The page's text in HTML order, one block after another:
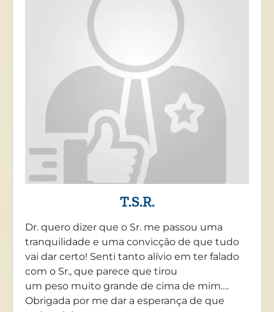
T.S.R.
Dr. quero dizer que o Sr. me passou uma
tranquilidade e uma convicção de que tudo
vai dar certo! Senti tanto alívio em ter falado
com o Sr., que parece que tirou
um peso muito grande de cima de mim….
Obrigada por me dar a esperança de que